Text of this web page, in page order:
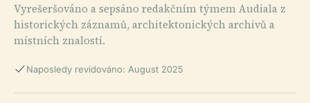
Vyrešeršováno a sepsáno redakčním týmem Audiala z
historických záznamů, architektonických archivů a
místních znalostí.
Naposledy revidováno: August 2025